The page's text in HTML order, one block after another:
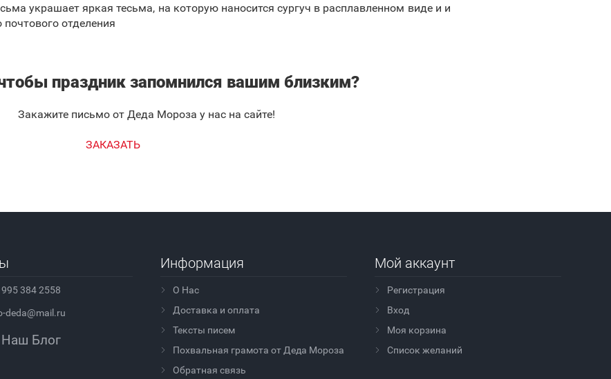
украшает яркая тесьма, на которую наносится сургуч в расплавленном виде и и
отделения
праздник запомнился вашим близким?
Закажите письмо от Деда Мороза у нас на сайте!
ЗАКАЗАТЬ
384 2558
deda@mail.ru
Наш Блог
Информация
О Нас
Доставка и оплата
Тексты писем
Похвальная грамота от Деда Мороза
Обратная связь
Мой аккаунт
Регистрация
Вход
Моя корзина
Cписок желаний